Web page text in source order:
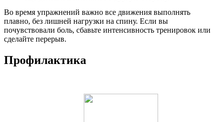
Во время упражнений важно все движения выполнять
плавно, без лишней нагрузки на спину. Если вы
почувствовали боль, сбавьте интенсивность тренировок или
сделайте перерыв.
Профилактика